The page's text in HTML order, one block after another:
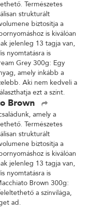
Természetes
strukturált
biztosítja a
is kiválóan
jelenleg 13 tagja van,
nyomtatásra is
Grey 300g: Egy
amely inkább a
Aki nem kedveli a
ezt a színt.
Brown
amely a
Természetes
strukturált
biztosítja a
is kiválóan
jelenleg 13 tagja van,
nyomtatásra is
Brown 300g:
a színvilága,
ad.